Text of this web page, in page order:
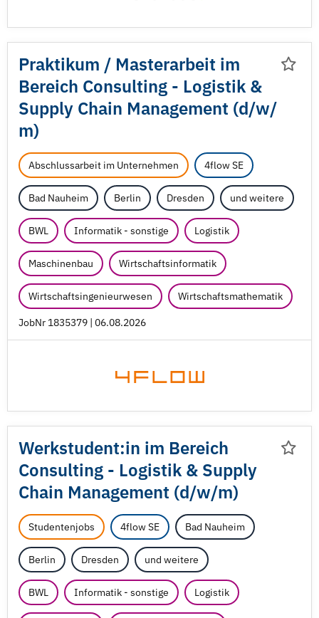
Praktikum / Masterarbeit im
Bereich Consulting - Logistik &
Supply Chain Management (d/w/
m)
Abschlussarbeit im Unternehmen 4flow SE
Bad Nauheim Berlin Dresden und weitere
BWL Informatik - sonstige Logistik
Maschinenbau Wirtschaftsinformatik
Wirtschaftsingenieurwesen Wirtschaftsmathematik
JobNr 1835379 | 06.08.2026
Werkstudent:in im Bereich
Consulting - Logistik & Supply
Chain Management (d/w/m)
Studentenjobs 4flow SE Bad Nauheim
Berlin Dresden und weitere
BWL Informatik - sonstige Logistik